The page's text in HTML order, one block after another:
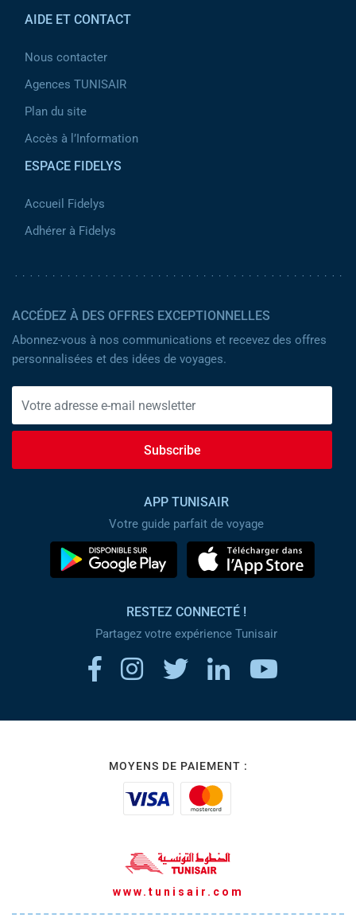
AIDE ET CONTACT
Nous contacter
Agences TUNISAIR
Plan du site
Accès à l’Information
ESPACE FIDELYS
Accueil Fidelys
Adhérer à Fidelys
ACCÉDEZ À DES OFFRES EXCEPTIONNELLES
Abonnez-vous à nos communications et recevez des offres
personnalisées et des idées de voyages.
Subscribe
APP TUNISAIR
Votre guide parfait de voyage
RESTEZ CONNECTÉ !
Partagez votre expérience Tunisair
MOYENS DE PAIEMENT :
www.tunisair.com